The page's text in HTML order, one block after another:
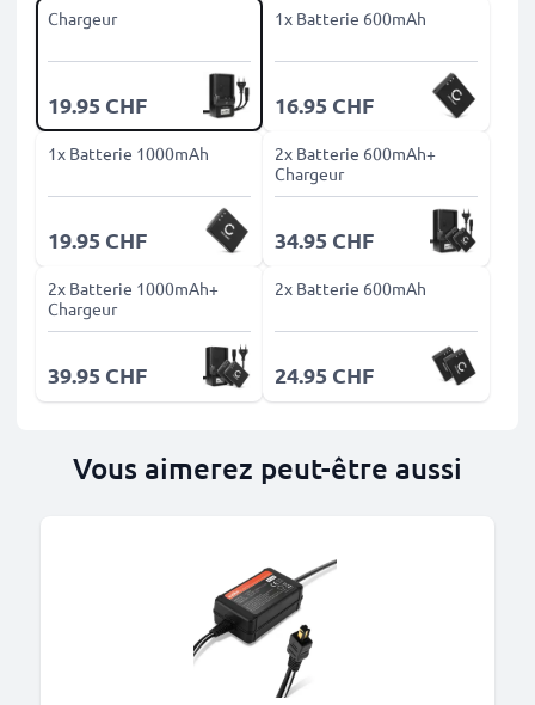
Chargeur
19.95 CHF
1x Batterie 600mAh
16.95 CHF
1x Batterie 1000mAh
19.95 CHF
2x Batterie 600mAh+
Chargeur
34.95 CHF
2x Batterie 1000mAh+
Chargeur
39.95 CHF
2x Batterie 600mAh
24.95 CHF
Vous aimerez peut-être aussi